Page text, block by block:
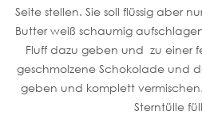
Seite stellen. Sie soll flüssig aber
Butter weiß schaumig
Fluff dazu geben und zu einer
geschmolzene Schokolade und
geben und komplett
Sterntülle